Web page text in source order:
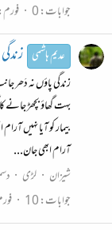
جوابات: 0 فورم:
عدیم ہاشمی
زندگی پاؤں نہ دَھر
بہت گھاؤ بچھڑ جانے
بیمار کو آیا نہیں
آرام ابھی جان...
شیزان
لڑی
جوابات: 10